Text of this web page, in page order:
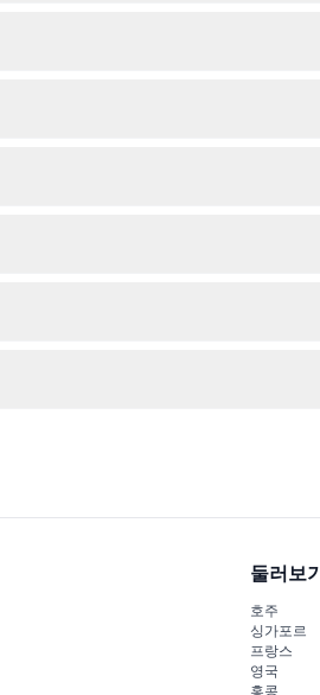
둘러보
호주
싱가포르
프랑스
영국